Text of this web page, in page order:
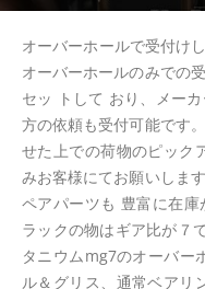
オーバーホールで受付け
オーバーホールのみでの
セッ トして おり、メー
方の依頼も受付可能です
せた上での荷物のピック
みお客様にてお願いしま
ペアパーツも 豊富に在
ラックの物はギア比が７
タニウムmg7のオーバー
ル＆グリス、通常ベアリ